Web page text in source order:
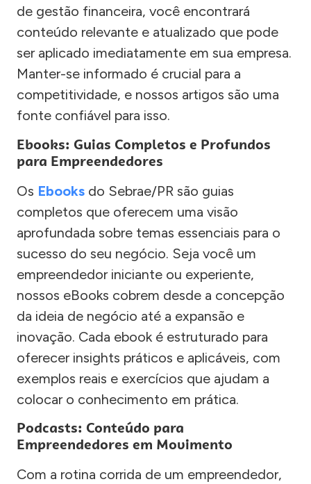
de gestão financeira, você encontrará
conteúdo relevante e atualizado que pode
ser aplicado imediatamente em sua empresa.
Manter-se informado é crucial para a
competitividade, e nossos artigos são uma
fonte confiável para isso.
Ebooks: Guias Completos e Profundos
para Empreendedores
Os Ebooks do Sebrae/PR são guias
completos que oferecem uma visão
aprofundada sobre temas essenciais para o
sucesso do seu negócio. Seja você um
empreendedor iniciante ou experiente,
nossos eBooks cobrem desde a concepção
da ideia de negócio até a expansão e
inovação. Cada ebook é estruturado para
oferecer insights práticos e aplicáveis, com
exemplos reais e exercícios que ajudam a
colocar o conhecimento em prática.
Podcasts: Conteúdo para
Empreendedores em Movimento
Com a rotina corrida de um empreendedor,